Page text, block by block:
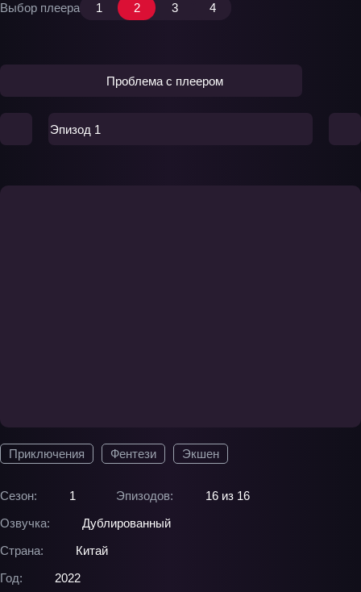
Приключения Фентези Экшен
Сезон: 1 Эпизодов:
16 из 16
Озвучка:
Дублированный
Страна:
Китай
Год:
2022
Выбор плеера 1 2 3 4
Проблема с плеером
Эпизод 1